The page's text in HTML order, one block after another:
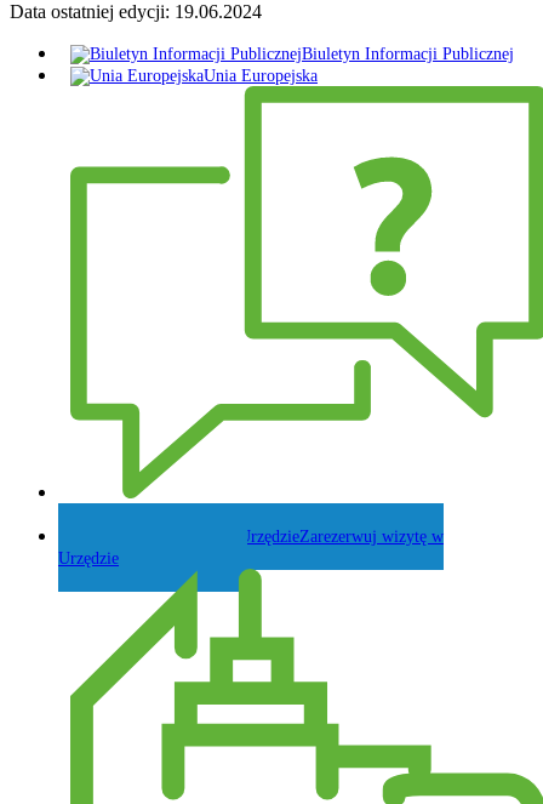
Data ostatniej edycji: 19.06.2024
Biuletyn Informacji Publicznej
Unia Europejska
Zarezerwuj wizytę w
Urzędzie